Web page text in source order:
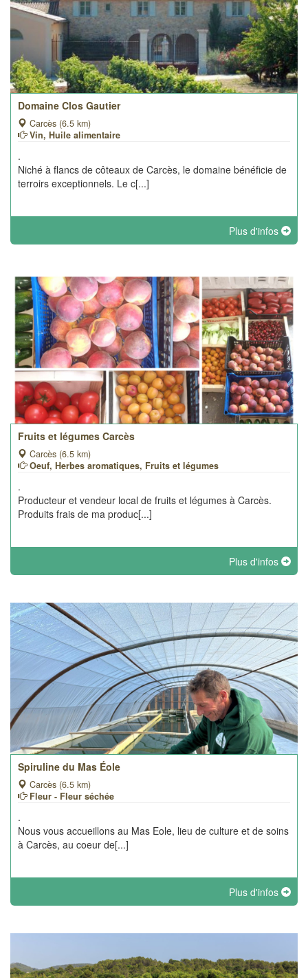
Domaine Clos Gautier
Carcès (6.5 km)
Vin, Huile alimentaire
.
Niché à flancs de côteaux de Carcès, le domaine bénéficie de
terroirs exceptionnels. Le c[...]
Plus d'infos
Fruits et légumes Carcès
Carcès (6.5 km)
Oeuf, Herbes aromatiques, Fruits et légumes
.
Producteur et vendeur local de fruits et légumes à Carcès.
Produits frais de ma produc[...]
Plus d'infos
Spiruline du Mas Éole
Carcès (6.5 km)
Fleur - Fleur séchée
.
Nous vous accueillons au Mas Eole, lieu de culture et de soins
à Carcès, au coeur de[...]
Plus d'infos